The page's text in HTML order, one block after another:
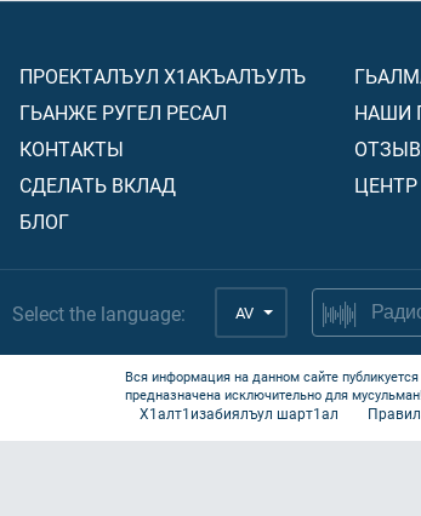
ПРОЕКТАЛЪУЛ Х1АКЪАЛЪУЛЪ
ГЬАНЖЕ РУГЕЛ РЕСАЛ
КОНТАКТЫ
СДЕЛАТЬ ВКЛАД
БЛОГ
НАШИ
Select the language: AV
Вся информация на данном сайте
предназначена исключительно для мусульман!
Х1алт1изабиялъул шарт1ал